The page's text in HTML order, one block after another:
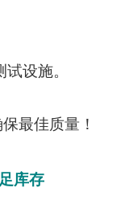
设施。
最佳质量！
库存